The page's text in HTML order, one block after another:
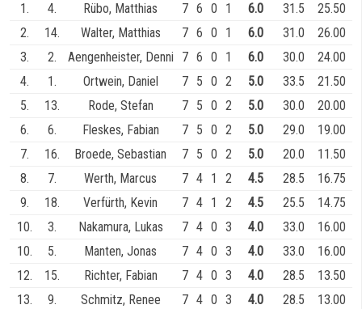
1. 4. Rübo, Matthias 7 6 0 1 6.0 31.5
25.50
2.
14. Walter, Matthias 7 6 0 1 6.0 31.0
26.00
3.
2. Aengenheister, Denni 7 6 0 1 6.0 30.0
24.00
4.
1. Ortwein, Daniel 7 5 0 2 5.0 33.5
21.50
5.
13. Rode, Stefan 7 5 0 2 5.0 30.0
20.00
6.
6. Fleskes, Fabian 7 5 0 2 5.0 29.0
19.00
7.
16. Broede, Sebastian 7 5 0 2 5.0 20.0
11.50
8.
7. Werth, Marcus 7 4 1 2 4.5 28.5
16.75
9.
18. Verfürth, Kevin 7 4 1 2 4.5 25.5
14.75
10.
3. Nakamura, Lukas 7 4 0 3 4.0 33.0
16.00
10.
5. Manten, Jonas 7 4 0 3 4.0 33.0
16.00
12.
15. Richter, Fabian 7 4 0 3 4.0 28.5
13.50
13.
9. Schmitz, Renee 7 4 0 3 4.0 28.5
13.00